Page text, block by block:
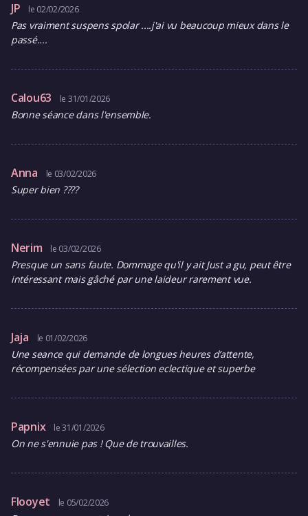
JP le 02/02/2026
Pas vraiment suspens spolar ....j'ai vu beaucoup mieux dans le
passé....
Calou63 le 31/01/2026
Bonne séance dans l'ensemble.
Anna le 03/02/2026
Super bien ????
Nerim le 03/02/2026
Presque un sans faute. Dommage qu'il y ait Just a gu, peut être
intéressant mais gâché par une laideur rarement vue.
Jaja le 01/02/2026
Une seance qui demande de longues heures d’attente,
récompensées par une sélection eclectique et superbe
Papnix le 31/01/2026
On ne s'ennuie pas ! Que de trouvailles.
Flooyet le 05/02/2026